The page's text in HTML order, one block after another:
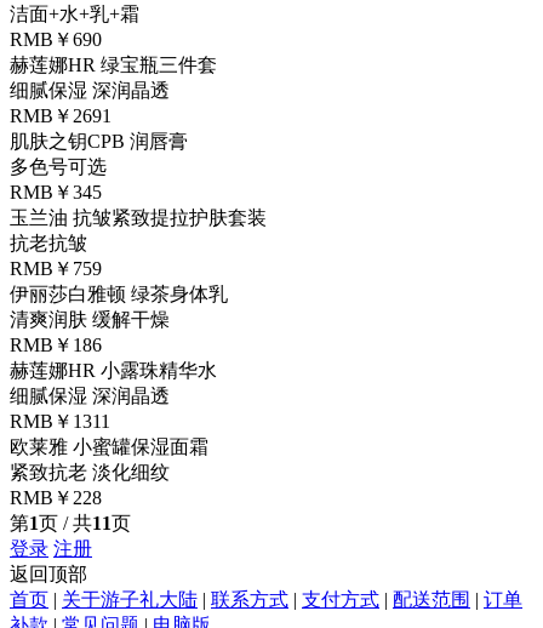
洁面+水+乳+霜
RMB￥690
赫莲娜HR 绿宝瓶三件套
细腻保湿 深润晶透
RMB￥2691
肌肤之钥CPB 润唇膏
多色号可选
RMB￥345
玉兰油 抗皱紧致提拉护肤套装
抗老抗皱
RMB￥759
伊丽莎白雅顿 绿茶身体乳
清爽润肤 缓解干燥
RMB￥186
赫莲娜HR 小露珠精华水
细腻保湿 深润晶透
RMB￥1311
欧莱雅 小蜜罐保湿面霜
紧致抗老 淡化细纹
RMB￥228
第1页 / 共11页
登录 注册
返回顶部
首页 | 关于游子礼大陆 | 联系方式 | 支付方式 | 配送范围 | 订单